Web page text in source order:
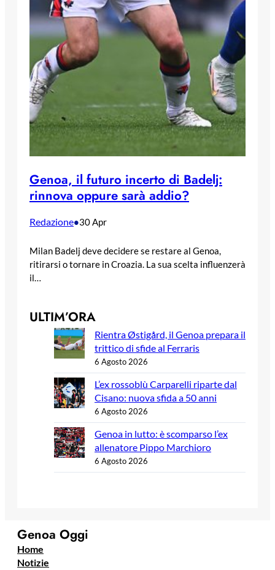
Genoa, il futuro incerto di Badelj:
rinnova oppure sarà addio?
Redazione•30 Apr
Milan Badelj deve decidere se restare al Genoa,
ritirarsi o tornare in Croazia. La sua scelta influenzerà
il…
ULTIM’ORA
Rientra Østigård, il Genoa prepara il
trittico di sfide al Ferraris
6 Agosto 2026
L’ex rossoblù Carparelli riparte dal
Cisano: nuova sfida a 50 anni
6 Agosto 2026
Genoa in lutto: è scomparso l’ex
allenatore Pippo Marchioro
6 Agosto 2026
Genoa Oggi
Home
Notizie